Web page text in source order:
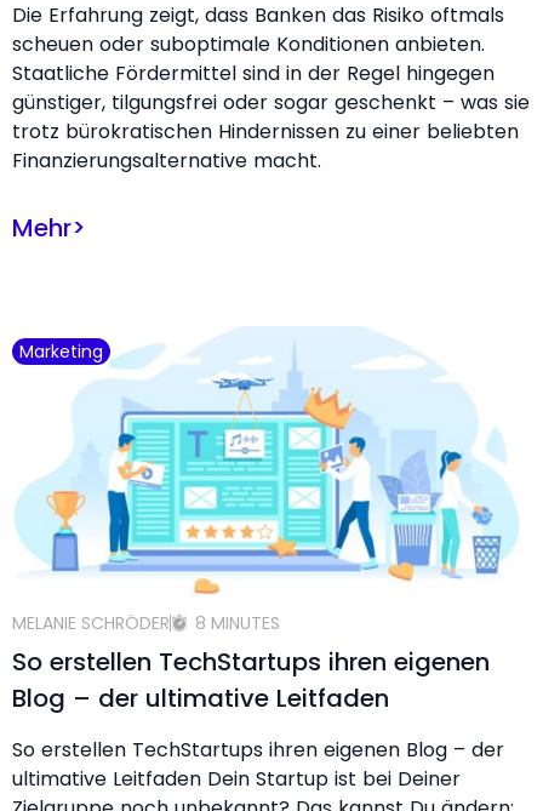
Die Erfahrung zeigt, dass Banken das Risiko oftmals
scheuen oder suboptimale Konditionen anbieten.
Staatliche Fördermittel sind in der Regel hingegen
günstiger, tilgungsfrei oder sogar geschenkt – was sie
trotz bürokratischen Hindernissen zu einer beliebten
Finanzierungsalternative macht.
Mehr>
Marketing
MELANIE SCHRÖDER 8 MINUTES
So erstellen TechStartups ihren eigenen
Blog – der ultimative Leitfaden
So erstellen TechStartups ihren eigenen Blog – der
ultimative Leitfaden Dein Startup ist bei Deiner